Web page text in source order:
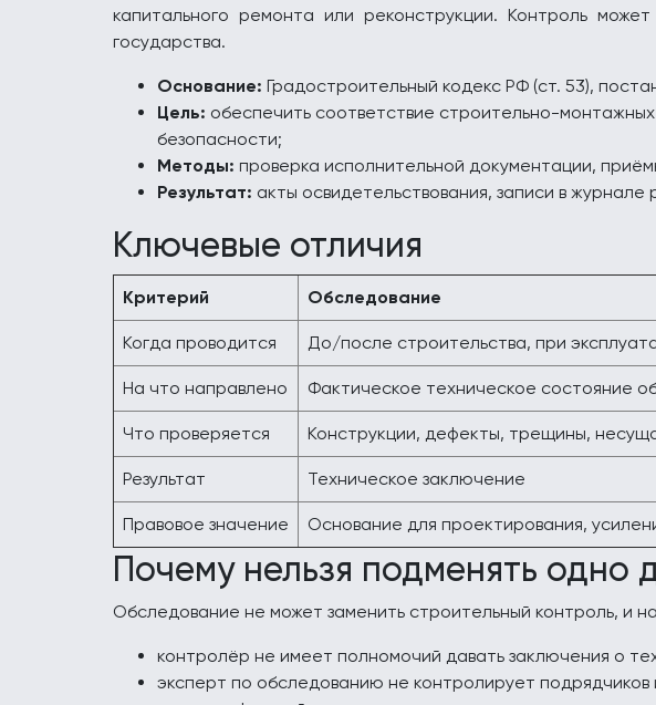
капитального ремонта или реконструкции. Контроль
государства.
Основание: Градостроительный кодекс РФ (ст. 53),
Цель: обеспечить соответствие строительно-
безопасности;
Методы: проверка исполнительной документации,
Результат: акты освидетельствования, записи в
Ключевые отличия
Критерий Обследование
Когда проводится До/после строительства, при
На что направлено Фактическое техническое состояние
Что проверяется Конструкции, дефекты, трещины,
Результат Техническое заключение
Правовое значение Основание для проектирования,
Почему нельзя подменять одно
Обследование не может заменить строительный контроль, и
контролёр не имеет полномочий давать заключения о
эксперт по обследованию не контролирует